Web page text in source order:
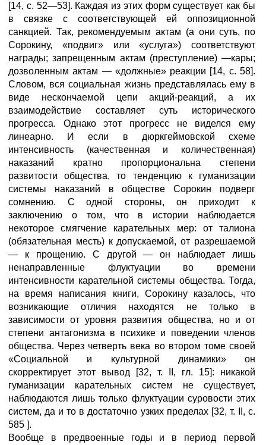
[14, с. 52—53]. Каждая из этих форм существует как бы
в связке с соответствующей ей оппозиционной
санкцией. Так, рекомендуемым актам (а они суть, по
Сорокину, «подвиг» или «услуга») соответствуют
награды; запрещенным актам (преступление) —кары;
дозволенным актам — «должные» реакции [14, с. 58].
Словом, вся социальная жизнь представлялась ему в
виде нескончаемой цепи акций-реакций, а их
взаимодействие составляет суть исторического
прогресса. Однако этот прогресс не виделся ему
линеарно. И если в дюркгеймовской схеме
интенсивность (качественная и количественная)
наказаний кратно пропорциональна степени
развитости общества, то тенденцию к гуманизации
системы наказаний в обществе Сорокин подверг
сомнению. С одной стороны, он приходит к
заключению о том, что в истории наблюдается
некоторое смягчение карательных мер: от талиона
(обязательная месть) к допускаемой, от разрешаемой
— к прощению. С другой — он наблюдает лишь
ненаправленные флуктуации во времени
интенсивности карательной системы общества. Тогда,
на время написания книги, Сорокину казалось, что
возникающие отличия находятся не только в
зависимости от уровня развития общества, но и от
степени антагонизма в психике и поведении членов
общества. Через четверть века во втором томе своей
«Социальной и культурной динамики» он
скорректирует этот вывод [32, т. II, гл. 15]: никакой
гуманизации карательных систем не существует,
наблюдаются лишь только флуктуации суровости этих
систем, да и то в достаточно узких пределах [32, т. II, с.
585 ].
Вообще в предвоенные годы и в период первой